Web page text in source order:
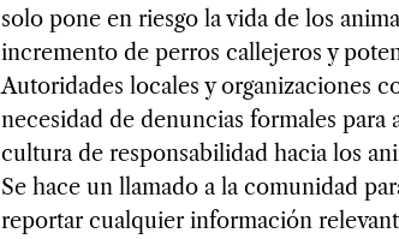
solo pone en riesgo la vida de los
incremento de perros callejeros y
Autoridades locales y organizaciones
necesidad de denuncias formales para
cultura de responsabilidad hacia los
Se hace un llamado a la comunidad
reportar cualquier información